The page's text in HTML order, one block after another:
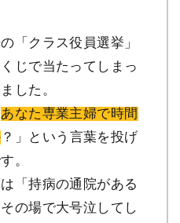
「クラス役員選挙」
じで当たってしまっ
した。
あなた専業主婦で時間
？」という言葉を投げ
。
「持病の通院がある
の場で大号泣してし